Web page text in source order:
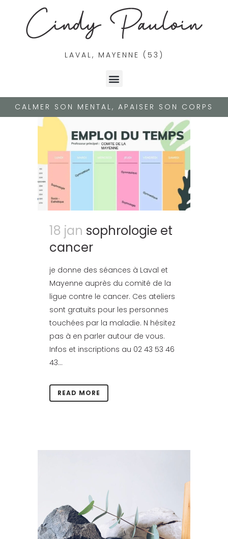
LAVAL, MAYENNE (53)
CALMER SON MENTAL, APAISER SON CORPS
18 jan sophrologie et
cancer
je donne des séances à Laval et
Mayenne auprès du comité de la
ligue contre le cancer. Ces ateliers
sont gratuits pour les personnes
touchées par la maladie. N hésitez
pas à en parler autour de vous.
Infos et inscriptions au 02 43 53 46
43...
READ MORE